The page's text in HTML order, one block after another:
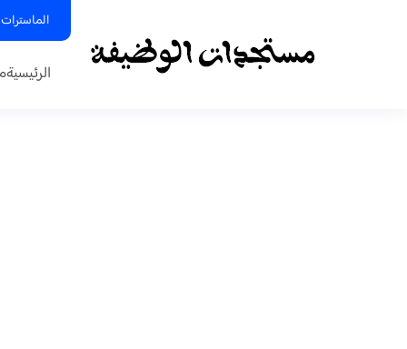
الرئيسية